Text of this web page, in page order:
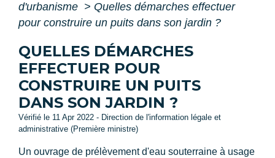
d'urbanisme > Quelles démarches effectuer
pour construire un puits dans son jardin ?
QUELLES DÉMARCHES
EFFECTUER POUR
CONSTRUIRE UN PUITS
DANS SON JARDIN ?
Vérifié le 11 Apr 2022 - Direction de l'information légale et
administrative (Première ministre)
Un ouvrage de prélèvement d'eau souterraine à usage